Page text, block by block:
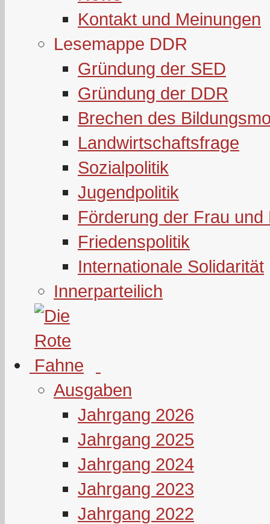
Kontakt und Meinungen
Lesemappe DDR
Gründung der SED
Gründung der DDR
Brechen des
Landwirtschaftsfrage
Sozialpolitik
Jugendpolitik
Förderung der Frau und
Friedenspolitik
Internationale Solidarität
Innerparteilich
Ausgaben
Jahrgang 2026
Jahrgang 2025
Jahrgang 2024
Jahrgang 2023
Jahrgang 2022